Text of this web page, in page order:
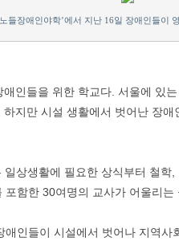
들장애인야학’에서 지난 16일 장애인들이
인들을 위한 학교다. 서울에 있
지만 시설 생활에서 벗어난 장애
상생활에 필요한 상식부터 철
함한 30여명의 교사가 어울리는
애인들이 시설에서 벗어나 지역